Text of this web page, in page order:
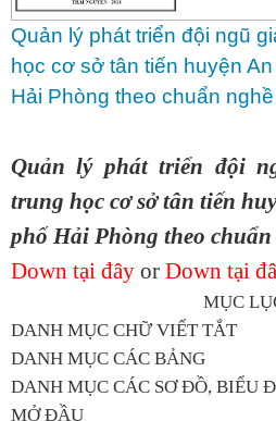
Quản lý phát triển đội ngũ
học cơ sở tân tiến huyện
Hải Phòng theo chuẩn
Quản lý phát triển đội
trung học cơ sở tân tiến
phố Hải Phòng theo
Down tại đây or Down tại
MỤC
DANH MỤC CHỮ VIẾT TẮT
DANH MỤC CÁC BẢNG
DANH MỤC CÁC SƠ ĐỒ, BIỂU
MỞ ĐẦU